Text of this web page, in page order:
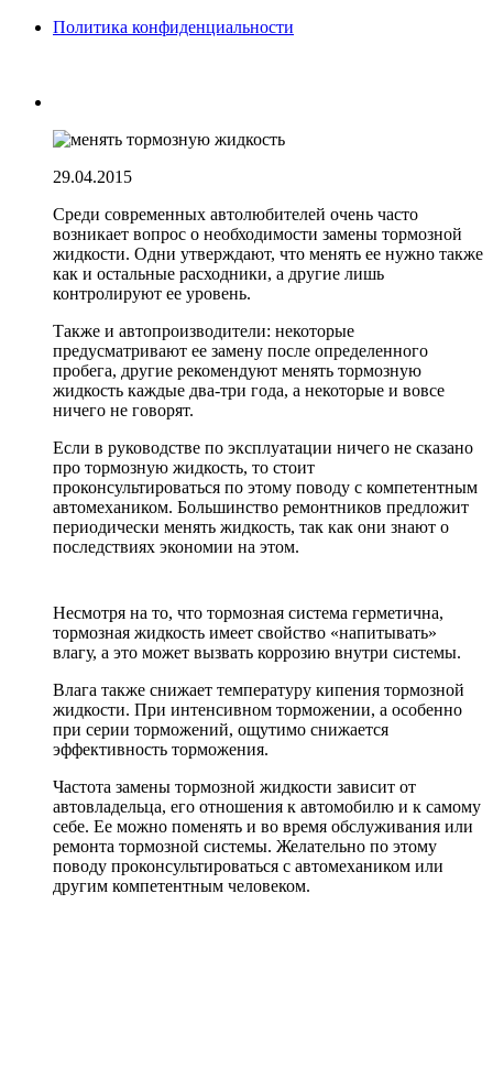
Политика конфиденциальности
29.04.2015
Среди современных автолюбителей очень часто
возникает вопрос о необходимости замены тормозной
жидкости. Одни утверждают, что менять ее нужно также
как и остальные расходники, а другие лишь
контролируют ее уровень.
Также и автопроизводители: некоторые
предусматривают ее замену после определенного
пробега, другие рекомендуют менять тормозную
жидкость каждые два-три года, а некоторые и вовсе
ничего не говорят.
Если в руководстве по эксплуатации ничего не сказано
про тормозную жидкость, то стоит
проконсультироваться по этому поводу с компетентным
автомехаником. Большинство ремонтников предложит
периодически менять жидкость, так как они знают о
последствиях экономии на этом.
Несмотря на то, что тормозная система герметична,
тормозная жидкость имеет свойство «напитывать»
влагу, а это может вызвать коррозию внутри системы.
Влага также снижает температуру кипения тормозной
жидкости. При интенсивном торможении, а особенно
при серии торможений, ощутимо снижается
эффективность торможения.
Частота замены тормозной жидкости зависит от
автовладельца, его отношения к автомобилю и к самому
себе. Ее можно поменять и во время обслуживания или
ремонта тормозной системы. Желательно по этому
поводу проконсультироваться с автомехаником или
другим компетентным человеком.